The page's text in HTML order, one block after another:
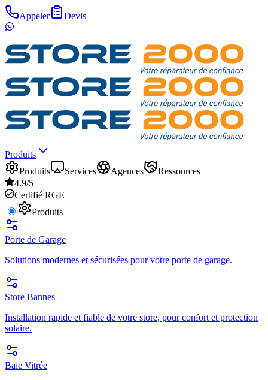
Appeler Devis
Produits
Produits
Services Agences
Ressources
4.9/5
Certifié RGE
Produits
Porte de Garage
Solutions modernes et sécurisées pour votre porte de garage.
Store Bannes
Installation rapide et fiable de votre store, pour confort et protection
solaire.
Baie Vitrée